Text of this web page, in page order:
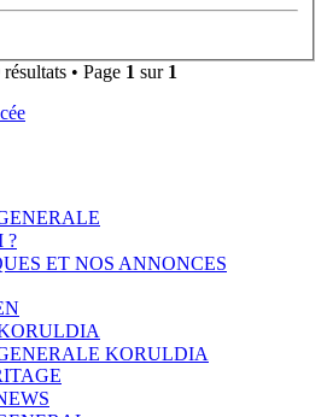
• Page 1 sur 1
?
ET NOS ANNONCES
KORULDIA